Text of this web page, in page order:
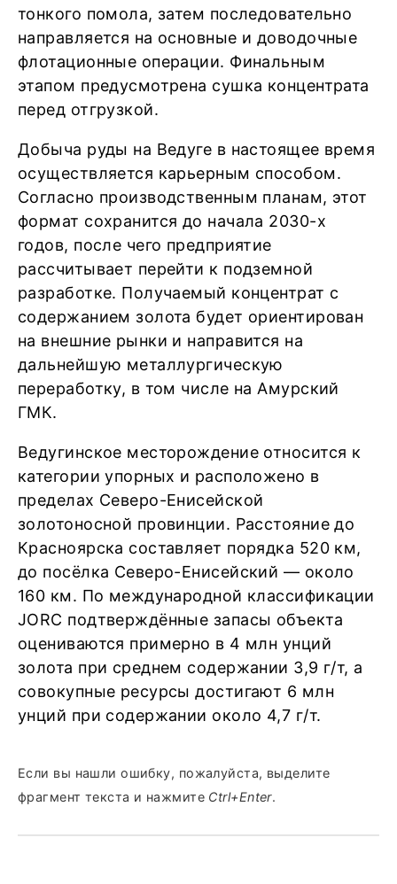
тонкого помола, затем последовательно
направляется на основные и доводочные
флотационные операции. Финальным
этапом предусмотрена сушка концентрата
перед отгрузкой.
Добыча руды на Ведуге в настоящее время
осуществляется карьерным способом.
Согласно производственным планам, этот
формат сохранится до начала 2030-х
годов, после чего предприятие
рассчитывает перейти к подземной
разработке. Получаемый концентрат с
содержанием золота будет ориентирован
на внешние рынки и направится на
дальнейшую металлургическую
переработку, в том числе на Амурский
ГМК.
Ведугинское месторождение относится к
категории упорных и расположено в
пределах Северо-Енисейской
золотоносной провинции. Расстояние до
Красноярска составляет порядка 520 км,
до посёлка Северо-Енисейский — около
160 км. По международной классификации
JORC подтверждённые запасы объекта
оцениваются примерно в 4 млн унций
золота при среднем содержании 3,9 г/т, а
совокупные ресурсы достигают 6 млн
унций при содержании около 4,7 г/т.
Если вы нашли ошибку, пожалуйста, выделите
фрагмент текста и нажмите Ctrl+Enter.